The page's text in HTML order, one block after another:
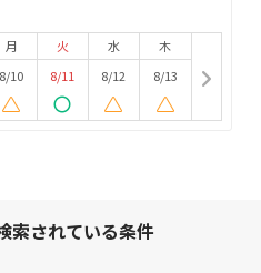
月
8/10
火
8/11
水
8/12
木
8/13
索されている条件